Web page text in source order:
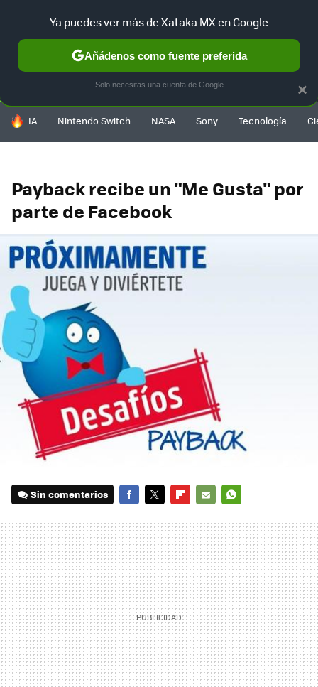
SELECCIÓN GAMING HOME AUTO TERRITORIO
HOY SE HABLA DE
IA Nintendo Switch NASA Sony Tecnología
Payback recibe un "Me Gusta" por
parte de Facebook
Sin comentarios
MAIL
×
Ya puedes ver más de Xataka MX en Google
Añádenos como fuente preferida
Solo necesitas una cuenta de Google